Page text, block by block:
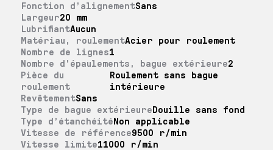
Fonction d’alignementSans
Largeur20 mm
LubrifiantAucun
Matériau, roulementAcier pour roulement
Nombre de lignes1
Nombre d’épaulements, bague extérieure2
Pièce du
roulement
Roulement sans bague
intérieure
RevêtementSans
Type de bague extérieureDouille sans fond
Type d’étanchéitéNon applicable
Vitesse de référence9500 r/min
Vitesse limite11000 r/min